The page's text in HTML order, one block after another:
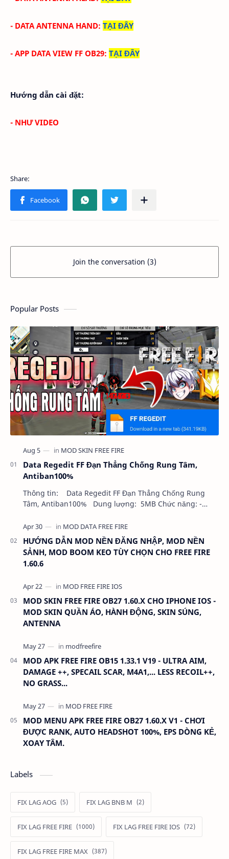
- DATA ANTENNA HAND: TẠI ĐÂY
- APP DATA VIEW FF OB29: TẠI ĐÂY
Hướng dẫn cài đặt:
- NHƯ VIDEO
Join the conversation (3)
Popular Posts
Data Regedit FF Đạn Thẳng Chống Rung Tâm,
Antiban100%
Thông tin: Data Regedit FF Đạn Thẳng Chống Rung
Tâm, Antiban100% Dung lượng: 5MB Chức năng: -
HƯỚNG DẪN MOD NỀN ĐĂNG NHẬP, MOD NỀN
SẢNH, MOD BOOM KEO TÙY CHỌN CHO FREE FIRE
1.60.6
MOD SKIN FREE FIRE OB27 1.60.X CHO IPHONE IOS -
MOD SKIN QUẦN ÁO, HÀNH ĐỘNG, SKIN SÚNG,
ANTENNA
MOD APK FREE FIRE OB15 1.33.1 V19 - ULTRA AIM,
DAMAGE ++, SPECAIL SCAR, M4A1,... LESS RECOIL++,
NO GRASS...
MOD MENU APK FREE FIRE OB27 1.60.X V1 - CHƠI
ĐƯỢC RANK, AUTO HEADSHOT 100%, EPS DÒNG KẺ,
XOAY TÂM.
Labels
FIX LAG AOG FIX LAG BNB M
FIX LAG FREE FIRE FIX LAG FREE FIRE IOS
FIX LAG FREE FIRE MAX